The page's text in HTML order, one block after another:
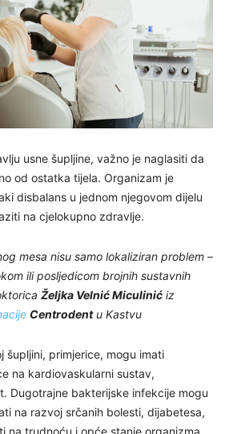
usne šupljine, važno je naglasiti da
od ostatka tijela. Organizam je
disbalans u jednom njegovom dijelu
na cjelokupno zdravlje.
mesa nisu samo lokaliziran problem –
ili posljedicom brojnih sustavnih
Željka Velnić Miculinić iz
Centrodentu Kastvu
šupljini, primjerice, mogu imati
na kardiovaskularni sustav,
Dugotrajne bakterijske infekcije mogu
na razvoj srčanih bolesti, dijabetesa,
na trudnoću i opće stanje organizma.